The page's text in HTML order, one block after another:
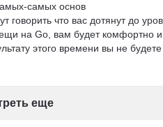
самых основ
что вас дотянут до
на Go, вам будет комфортно и
этого времени вы не будете
еще